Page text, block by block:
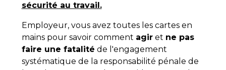
sécurité au travail.
Employeur, vous avez toutes les cartes en
mains pour savoir comment agiret ne pas
faire une fatalité de l'engagement
systématique de la responsabilité pénale de